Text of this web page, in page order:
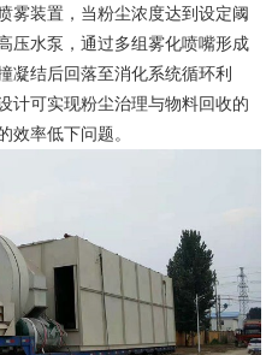
雾装置，当粉尘浓度达到设定阈
压水泵，通过多组雾化喷嘴形成
凝结后回落至消化系统循环利
计可实现粉尘治理与物料回收的
效率低下问题。